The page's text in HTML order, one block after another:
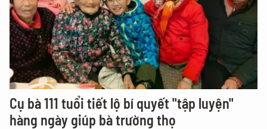
Cụ bà 111 tuổi tiết lộ bí quyết "tập luyện"
hàng ngày giúp bà trường thọ